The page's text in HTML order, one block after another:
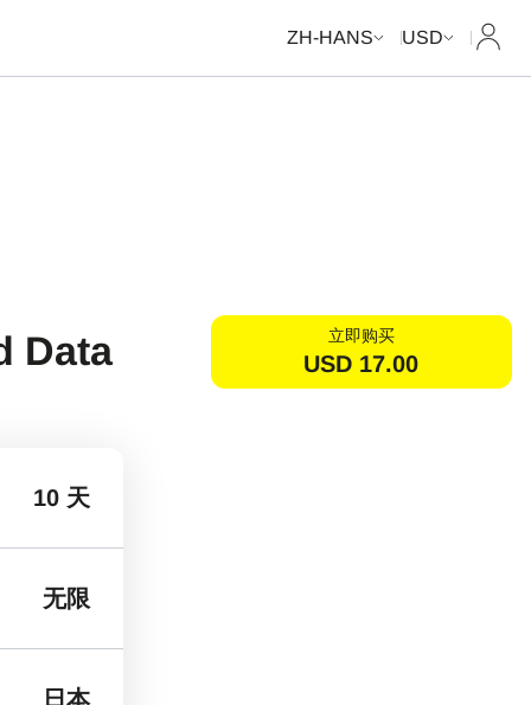
ZH-HANS USD 我的
Data 立即购买
USD 17.00
10 天
无限
日本